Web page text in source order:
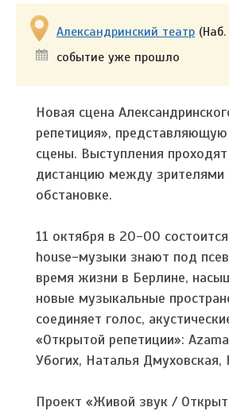
Александринский театр
событие уже прошло
Новая сцена
репетиция»,
сцены. Выступления
дистанцию между зрителями
обстановке.
11 октября в 20-00
house-музыки знают под
время жизни в Берлине,
новые музыкальные
соединяет голос,
«Открытой репетиции»:
Убогих, Наталья Дмуховская,
Проект «Живой звук /